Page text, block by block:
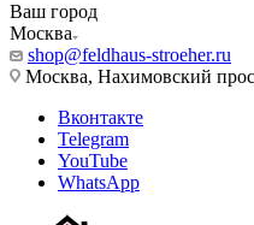
Ваш город
Москва
shop@feldhaus-stroeher.ru
Москва, Нахимовский
Вконтакте
Telegram
YouTube
WhatsApp